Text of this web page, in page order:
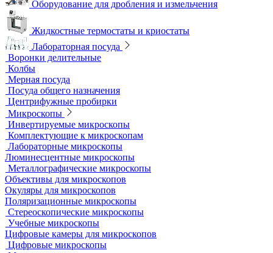
Деионизаторы
Системы отчистки воды
Гомогенизаторы
Диспергаторы
Дробильно-мельничное оборудование
Грохоты и рассевы
Лабораторные сита
Мельницы лабораторные
Оборудование для дробления и измельчения
Жидкостные термостаты и криостаты
Лабораторная посуда
Воронки делительные
Колбы
Мерная посуда
Посуда общего назначения
Центрифужные пробирки